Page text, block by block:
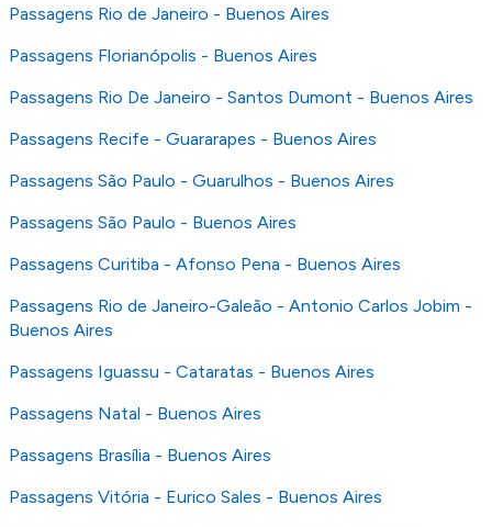
os nossosTermos e Condições.
Passagens Rio de Janeiro - Buenos Aires
Passagens Florianópolis - Buenos Aires
Passagens Rio De Janeiro - Santos Dumont - Buenos Aires
Passagens Recife - Guararapes - Buenos Aires
Passagens São Paulo - Guarulhos - Buenos Aires
Passagens São Paulo - Buenos Aires
Passagens Curitiba - Afonso Pena - Buenos Aires
Passagens Rio de Janeiro-Galeão - Antonio Carlos Jobim -
Buenos Aires
Passagens Iguassu - Cataratas - Buenos Aires
Passagens Natal - Buenos Aires
Passagens Brasília - Buenos Aires
Passagens Vitória - Eurico Sales - Buenos Aires